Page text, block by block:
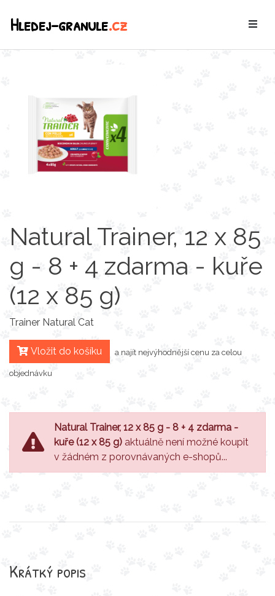
Hledej-granule.cz
Natural Trainer, 12 x 85
g - 8 + 4 zdarma - kuře
(12 x 85 g)
Trainer Natural Cat
Vložit do košíku a najít nejvýhodnější cenu za celou
objednávku
Natural Trainer, 12 x 85 g - 8 + 4 zdarma -
kuře (12 x 85 g) aktuálně není možné koupit
v žádném z porovnávaných e-shopů...
Krátký popis